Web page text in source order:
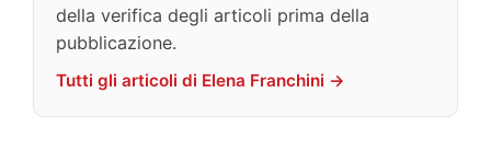
della verifica degli articoli prima della
pubblicazione.
Tutti gli articoli di Elena Franchini →